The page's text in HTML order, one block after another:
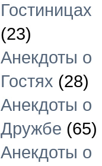
Гостиницах
(23)
Анекдоты о
Гостях (28)
Анекдоты о
Дружбе (65)
Анекдоты о